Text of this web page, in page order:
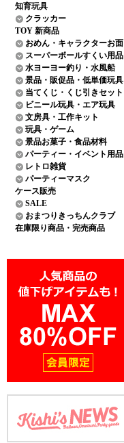
知育玩具
クラッカー
TOY 新商品
おめん・キャラクターお面
スーパーボールすくい用品
水ヨーヨー釣り・水風船
景品・販促品・低単価玩具
当てくじ・くじ引きセット
ビニール玩具・エア玩具
文房具・工作キット
玩具・ゲーム
景品お菓子・食品材料
パーティー・イベント用品
レトロ雑貨
パーティーマスク
ケース販売
SALE
おまつりきっちんクラブ
在庫限り商品・完売商品